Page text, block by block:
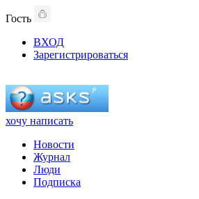
Гость
ВХОД
Зарегистрироваться
хочу написать
Новости
Журнал
Люди
Подписка